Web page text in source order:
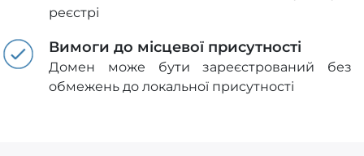
реєстрі
Вимоги до місцевої присутності
Домен може бути зареєстрований без
обмежень до локальної присутності